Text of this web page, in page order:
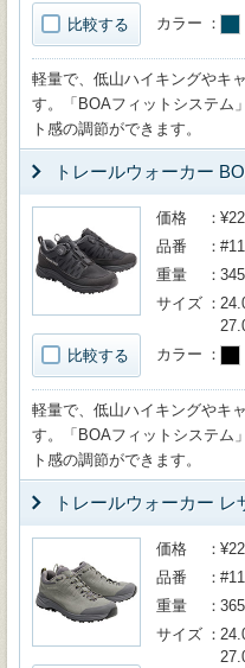
比較する
カラー
軽量で、低山ハイキングやキ
す。「BOAフィットシステム
ト感の調節ができます。
トレールウォーカー
比較する
価格
品番
重量
サイズ
カラー
軽量で、低山ハイキングやキ
す。「BOAフィットシステム
ト感の調節ができます。
トレールウォーカー レ
価格
品番
重量
サイズ